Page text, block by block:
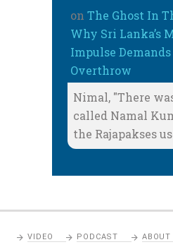
on The Ghost In
Why Sri Lanka’s
Impulse
Overthrow
Nimal, "There
called Namal
the Rajapakses
VIDEO PODCAST ABOUT